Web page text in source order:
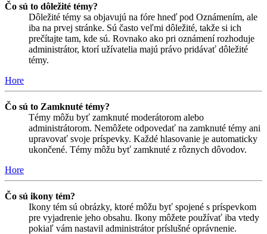
Čo sú to dôležité témy?
Dôležité témy sa objavujú na fóre hneď pod Oznámením, ale
iba na prvej stránke. Sú často veľmi dôležité, takže si ich
prečítajte tam, kde sú. Rovnako ako pri oznámení rozhoduje
administrátor, ktorí užívatelia majú právo pridávať dôležité
témy.
Hore
Čo sú to Zamknuté témy?
Témy môžu byť zamknuté moderátorom alebo
administrátorom. Nemôžete odpovedať na zamknuté témy ani
upravovať svoje príspevky. Každé hlasovanie je automaticky
ukončené. Témy môžu byť zamknuté z rôznych dôvodov.
Hore
Čo sú ikony tém?
Ikony tém sú obrázky, ktoré môžu byť spojené s príspevkom
pre vyjadrenie jeho obsahu. Ikony môžete používať iba vtedy
pokiaľ vám nastavil administrátor príslušné oprávnenie.